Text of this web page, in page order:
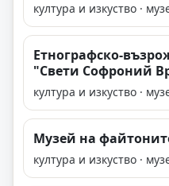
култура и изкуство ·
Етнографско-
"Свети Софроний
култура и изкуство ·
Музей на
култура и изкуство ·